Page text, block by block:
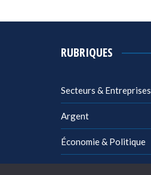
RUBRIQUES
Secteurs & Entreprises
Argent
Économie & Politique
Management